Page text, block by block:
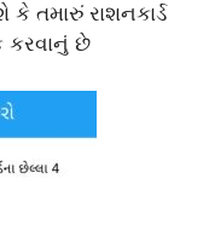
તમારું રાશનકાર્ડ
કરવાનું છે